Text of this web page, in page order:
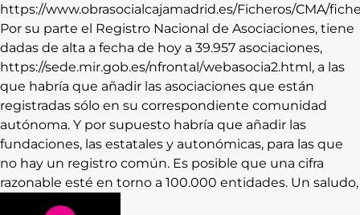
https://www.obrasocialcajamadrid.es/Ficheros/CMA/
Por su parte el Registro Nacional de Asociaciones, tiene
dadas de alta a fecha de hoy a 39.957 asociaciones,
https://sede.mir.gob.es/nfrontal/webasocia2.html, a las
que habría que añadir las asociaciones que están
registradas sólo en su correspondiente comunidad
autónoma. Y por supuesto habría que añadir las
fundaciones, las estatales y autonómicas, para las que
no hay un registro común. Es posible que una cifra
razonable esté en torno a 100.000 entidades. Un saludo,